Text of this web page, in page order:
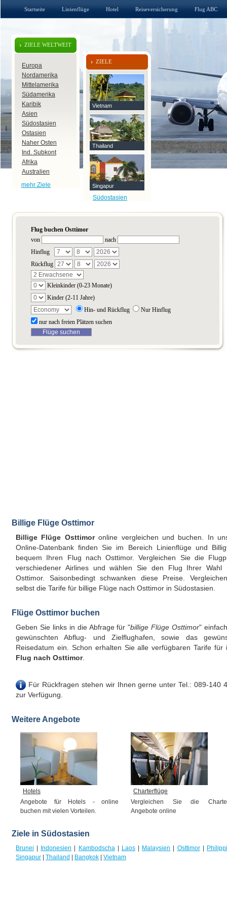
Startseite Linienflüge Hotel Reiseversicherung Flug ABC
ZIELE WELTWEIT
Europa
Nordamerika
Mittelamerika
Südamerika
Karibik
Asien
Südostasien
Ostasien
Naher Osten
Ind. Subkont
Afrika
Australien
mehr Ziele
ZIELE
Vietnam
Thailand
Singapur
Südostasien
Flug buchen Osttimor
von
nach
Hinflug
Rückflug
Kleinkinder (0-23 Monate)
Kinder (2-11 Jahre)
Hin- und Rückflug
Nur Hinflug
nur nach freien Plätzen suchen
Billige Flüge Osttimor
Billige Flüge Osttimoronline vergleichen und buchen. In
Online-Datenbank finden Sie im Bereich Linienflüge und
bequem Ihren Flug nach Osttimor. Vergleichen Sie die
verschiedener Airlines und wählen Sie den Flug Ihrer Wahl
Osttimor. Saisonbedingt schwanken diese Preise.
selbst die Tarife für billige Flüge nach Osttimor in Südostasien.
Flüge Osttimor buchen
Geben Sie links in die Abfrage für "billige Flüge Osttimor"
gewünschten Abflug- und Zielflughafen, sowie das
Reisedatum ein. Schon erhalten Sie alle verfügbaren Tarife für
Flug nach Osttimor.
Für Rückfragen stehen wir Ihnen gerne unter Tel.: 089-140
zur Verfügung.
Weitere Angebote
Hotels
Angebote für Hotels - online
buchen mit vielen Vorteilen.
Charterflüge
Vergleichen Sie die
Angebote online
Ziele in Südostasien
Brunei Indonesien Kambodscha| Laos| Malaysien Osttimor|
Singapur
Thailand Bangkok Vietnam